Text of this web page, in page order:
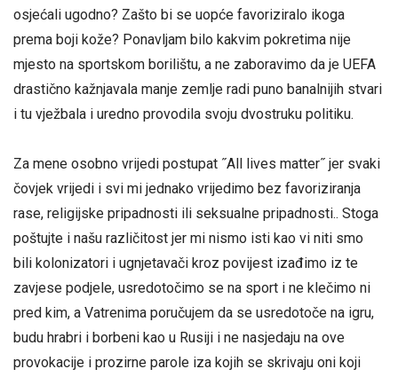
osjećali ugodno? Zašto bi se uopće favoriziralo ikoga
prema boji kože? Ponavljam bilo kakvim pokretima nije
mjesto na sportskom borilištu, a ne zaboravimo da je UEFA
drastično kažnjavala manje zemlje radi puno banalnijih stvari
i tu vježbala i uredno provodila svoju dvostruku politiku.
Za mene osobno vrijedi postupat ˝All lives matter˝ jer svaki
čovjek vrijedi i svi mi jednako vrijedimo bez favoriziranja
rase, religijske pripadnosti ili seksualne pripadnosti.. Stoga
poštujte i našu različitost jer mi nismo isti kao vi niti smo
bili kolonizatori i ugnjetavači kroz povijest izađimo iz te
zavjese podjele, usredotočimo se na sport i ne klečimo ni
pred kim, a Vatrenima poručujem da se usredotoče na igru,
budu hrabri i borbeni kao u Rusiji i ne nasjedaju na ove
provokacije i prozirne parole iza kojih se skrivaju oni koji